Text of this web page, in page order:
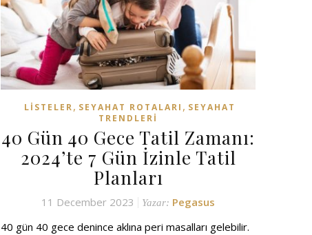
LISTELER, SEYAHAT ROTALARI , SEYAHAT
TRENDLERI
40 Gün 40 Gece Tatil Zamanı:
2024’te 7 Gün İzinle Tatil
Planları
11 December 2023 Yazar: Pegasus
40 gün 40 gece denince aklına peri masalları gelebilir.